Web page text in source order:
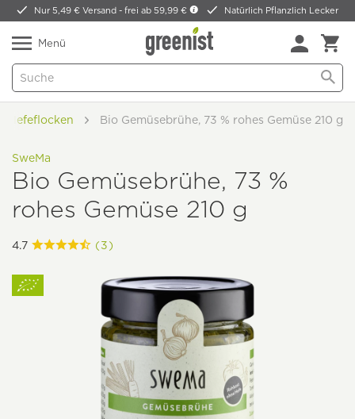
Nur 5,49 € Versand -frei ab 59,99 € Natürlich Pflanzlich Lecker
Menü
Hefeflocken Bio Gemüsebrühe, 73 % rohes Gemüse 210 g
SweMa
Bio Gemüsebrühe, 73 %
rohes Gemüse 210 g
4.7 (3)